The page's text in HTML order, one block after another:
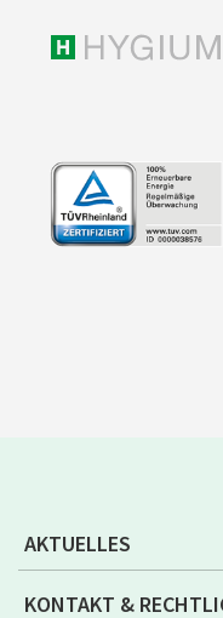
AKTUELLES
KONTAKT &